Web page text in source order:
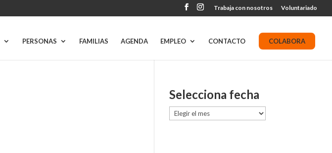
Trabaja con nosotros Voluntariado
PERSONAS FAMILIAS AGENDA EMPLEO CONTACTO COLABORA
Selecciona fecha
Selecciona